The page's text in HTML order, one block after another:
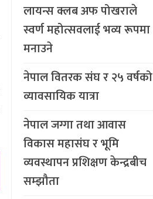
लायन्स क्लब अफ पोखराले
स्वर्ण महोत्सवलाई भव्य रूपमा
मनाउने
नेपाल वितरक संघ र २५ वर्षको
व्यावसायिक यात्रा
नेपाल जग्गा तथा आवास
विकास महासंघ र भूमि
व्यवस्थापन प्रशिक्षण केन्द्रबीच
सम्झौता